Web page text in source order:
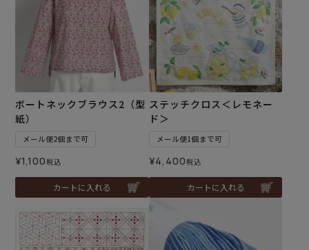
ボートネックブラウス2（型
紙）
メール便2個まで可
¥1,100税込
カートに入れる
ステッチクロス＜レモネー
ド＞
メール便1個まで可
¥4,400税込
カートに入れる